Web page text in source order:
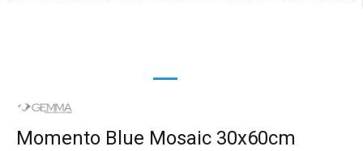
1
Momento Blue Mosaic 30x60cm